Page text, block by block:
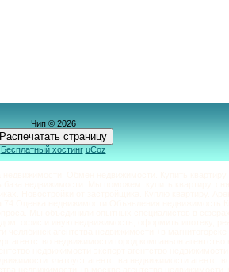
Чип © 2026
Распечатать страницу
Бесплатный хостинг uCoz